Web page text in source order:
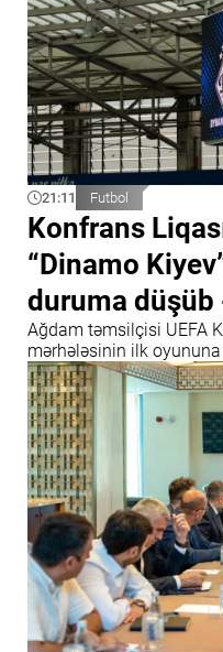
21:11 Futbol
Konfrans
“Dinamo
duruma düşüb
Ağdam təmsilçisi UEFA
mərhələsinin ilk oyununa